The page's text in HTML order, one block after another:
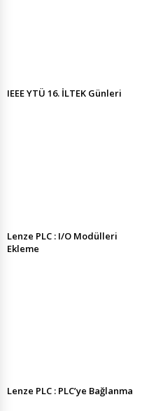
IEEE YTÜ 16. İLTEK Günleri
Lenze PLC : I/O Modülleri
Ekleme
Lenze PLC : PLC’ye Bağlanma